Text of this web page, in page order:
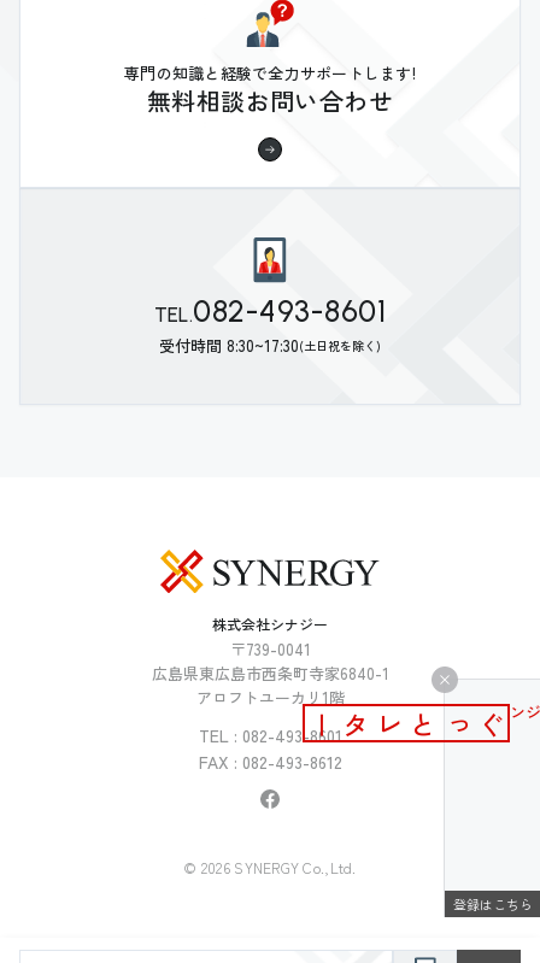
TEL.082-493-8601
受付時間 8:30~17:30(土日祝を除く)
専門の知識と経験で全力サポートします!
無料相談お問い合わせ
株式会社シナジー
〒739-0041
広島県東広島市西条町寺家6840-1
アロフトユーカリ1階
TEL : 082-493-8601
FAX : 082-493-8612
© 2026 SYNERGY Co.,Ltd.
メールマガジン
ぐっとレター
登録はこちら